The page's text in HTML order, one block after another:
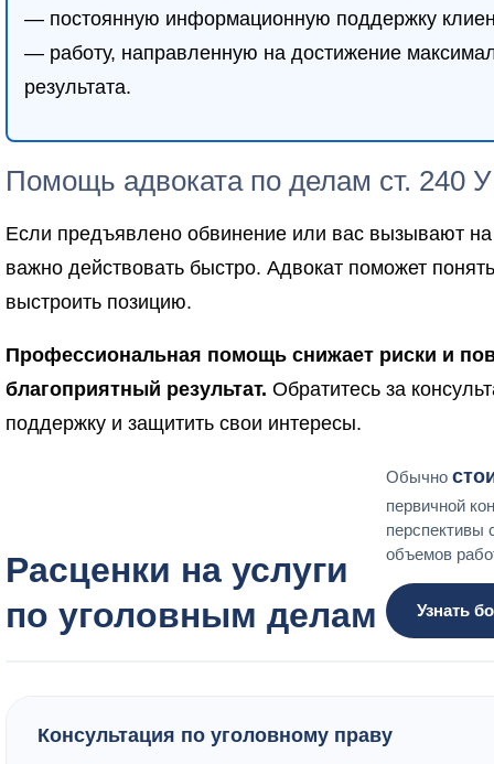
— постоянную информационную поддержку
— работу, направленную на достижение
результата.
Помощь адвоката по делам ст. 240
Если предъявлено обвинение или вас вызывают
важно действовать быстро. Адвокат поможет
выстроить позицию.
Профессиональная помощь снижает риски и
благоприятный результат. Обратитесь за
поддержку и защитить свои интересы.
Расценки на услуги
по уголовным делам
Обычно
первичной
перспективы
объемов
Узнать
Консультация по уголовному праву